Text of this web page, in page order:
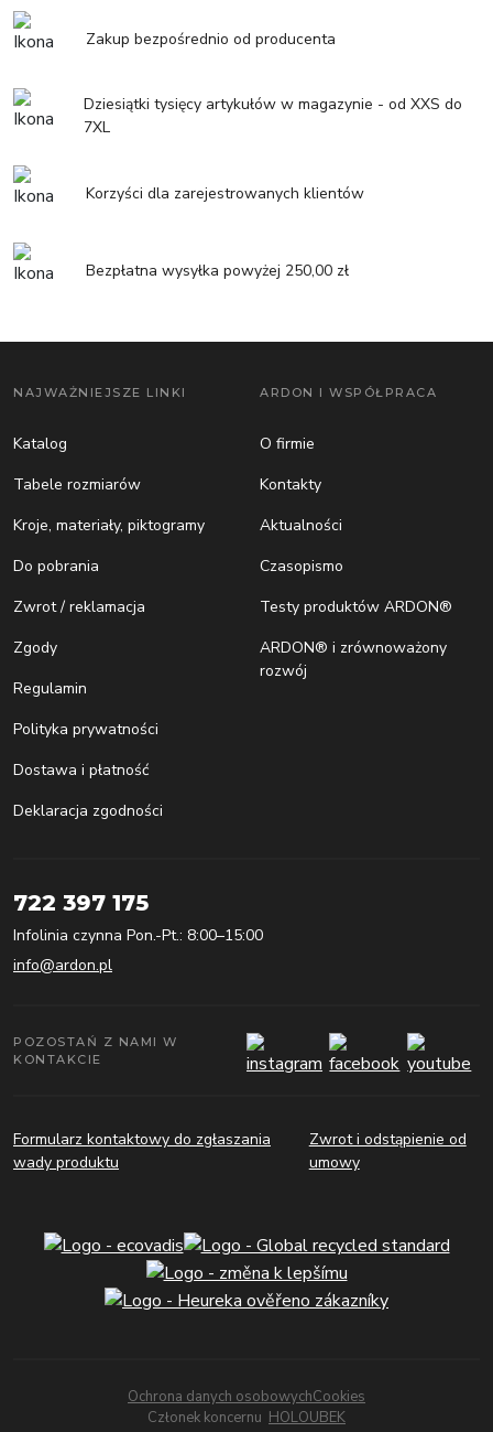
Zakup bezpośrednio od producenta
Dziesiątki tysięcy artykułów w magazynie - od XXS do
7XL
Korzyści dla zarejestrowanych klientów
Bezpłatna wysyłka powyżej 250,00 zł
NAJWAŻNIEJSZE LINKI
Katalog
Tabele rozmiarów
Kroje, materiały, piktogramy
Do pobrania
Zwrot / reklamacja
Zgody
Regulamin
Polityka prywatności
Dostawa i płatność
Deklaracja zgodności
ARDON I WSPÓŁPRACA
O firmie
Kontakty
Aktualności
Czasopismo
Testy produktów ARDON®
ARDON® i zrównoważony
rozwój
722 397 175
Infolinia czynna Pon.-Pt.: 8:00–15:00
info@ardon.pl
POZOSTAŃ Z NAMI W
KONTAKCIE
Formularz kontaktowy do zgłaszania
wady produktu
Zwrot i odstąpienie od
umowy
Ochrona danych osobowychCookies
Członek koncernu HOLOUBEK